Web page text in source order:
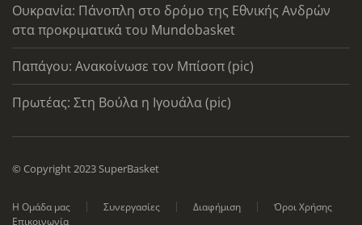
Ουκρανία: Πάνοπλη στο δρόμο της Εθνικής Ανδρών
στα προκριματικά του Mundobasket
Παπάγου: Ανακοίνωσε τον Μπίσοπ (pic)
Πρωτέας: Στη Βούλα η Ιγουάλα (pic)
© Copyright 2023 SuperBasket
Η Ομάδα μας Συνεργασίες Διαφήμιση
Όροι Χρήσης
Επικοινωνία